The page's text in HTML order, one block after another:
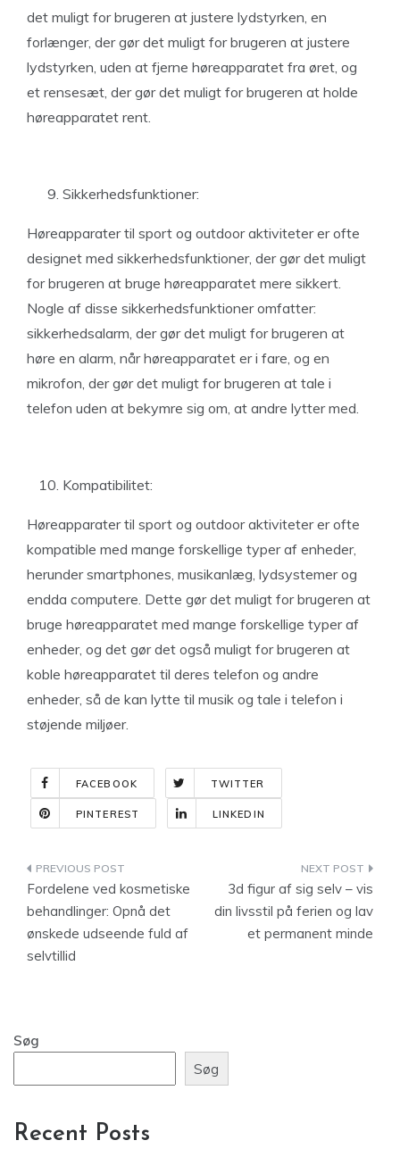
det muligt for brugeren at justere lydstyrken, en
forlænger, der gør det muligt for brugeren at justere
lydstyrken, uden at fjerne høreapparatet fra øret, og
et rensesæt, der gør det muligt for brugeren at holde
høreapparatet rent.
Sikkerhedsfunktioner:
Høreapparater til sport og outdoor aktiviteter er ofte
designet med sikkerhedsfunktioner, der gør det muligt
for brugeren at bruge høreapparatet mere sikkert.
Nogle af disse sikkerhedsfunktioner omfatter:
sikkerhedsalarm, der gør det muligt for brugeren at
høre en alarm, når høreapparatet er i fare, og en
mikrofon, der gør det muligt for brugeren at tale i
telefon uden at bekymre sig om, at andre lytter med.
Kompatibilitet:
Høreapparater til sport og outdoor aktiviteter er ofte
kompatible med mange forskellige typer af enheder,
herunder smartphones, musikanlæg, lydsystemer og
endda computere. Dette gør det muligt for brugeren at
bruge høreapparatet med mange forskellige typer af
enheder, og det gør det også muligt for brugeren at
koble høreapparatet til deres telefon og andre
enheder, så de kan lytte til musik og tale i telefon i
støjende miljøer.
FACEBOOK TWITTER
PINTEREST LINKEDIN
Indlægsnavigation
Fordelene ved kosmetiske
behandlinger: Opnå det
ønskede udseende fuld af
selvtillid
3d figur af sig selv – vis
din livsstil på ferien og lav
et permanent minde
Søg
Søg
Recent Posts